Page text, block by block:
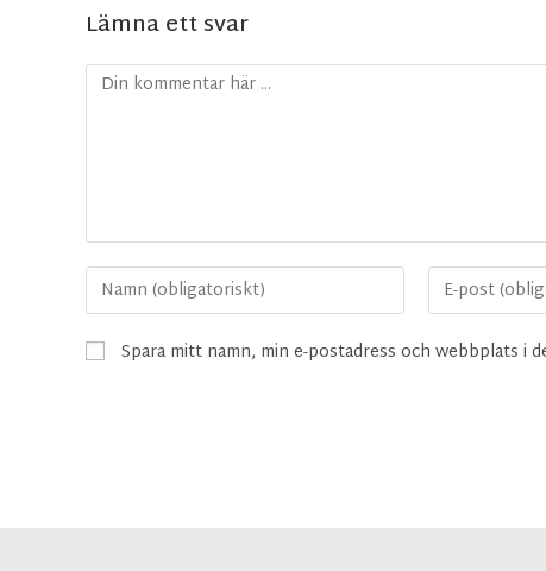
Lämna ett svar
Spara mitt namn, min e-postadress och webbplats i